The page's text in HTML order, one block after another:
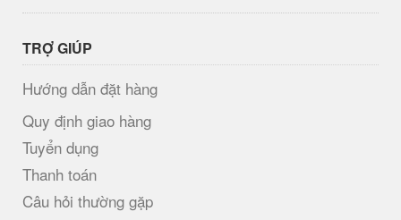
TRỢ GIÚP
Hướng dẫn đặt hàng
Quy định giao hàng
Tuyển dụng
Thanh toán
Câu hỏi thường gặp